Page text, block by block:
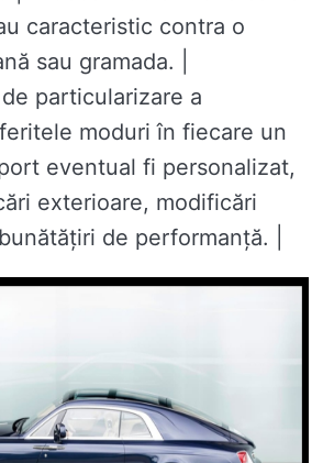
caracteristic contra o
sau gramada. |
de particularizare a
moduri în fiecare un
eventual fi personalizat,
exterioare, modificări
de performanță. |